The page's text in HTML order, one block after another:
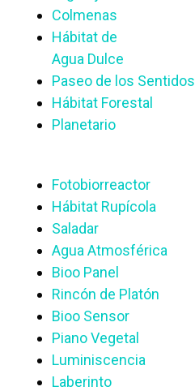
Colmenas
Hábitat de
Agua Dulce
Paseo de los Sentidos
Hábitat Forestal
Planetario
Fotobiorreactor
Hábitat Rupícola
Saladar
Agua Atmosférica
Bioo Panel
Rincón de Platón
Bioo Sensor
Piano Vegetal
Luminiscencia
Laberinto